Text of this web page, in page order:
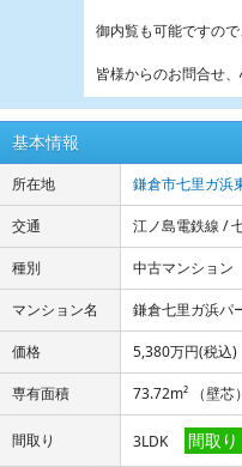
御内覧も可能ですの
皆様からのお問合せ
基本情報
所在地 鎌倉市七里ガ浜
交通 江ノ島電鉄線 /
種別 中古マンション
マンション名 鎌倉七里ガ浜パ
価格 5,380万円(税込)
専有面積 73.72m² （壁芯
間取り 3LDK 間取